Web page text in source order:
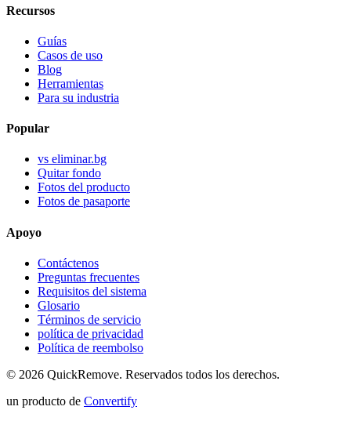
Recursos
Guías
Casos de uso
Blog
Herramientas
Para su industria
Popular
vs eliminar.bg
Quitar fondo
Fotos del producto
Fotos de pasaporte
Apoyo
Contáctenos
Preguntas frecuentes
Requisitos del sistema
Glosario
Términos de servicio
política de privacidad
Política de reembolso
© 2026 QuickRemove. Reservados todos los derechos.
un producto de Convertify